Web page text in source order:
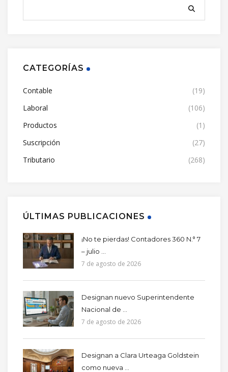
CATEGORÍAS
Contable
(19)
Laboral
(106)
Productos
(1)
Suscripción
(27)
Tributario
(268)
ÚLTIMAS PUBLICACIONES
¡No te pierdas! Contadores 360 N.° 7
– julio ...
7 de agosto de 2026
Designan nuevo Superintendente
Nacional de ...
7 de agosto de 2026
Designan a Clara Urteaga Goldstein
como nueva ...